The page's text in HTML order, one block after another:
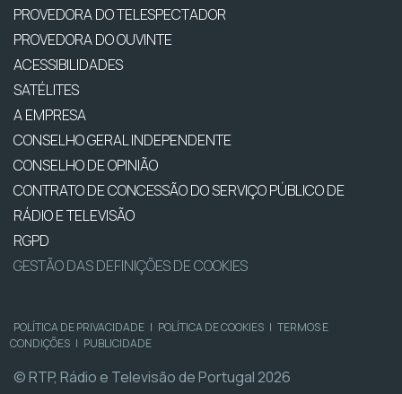
PROVEDORA DO TELESPECTADOR
PROVEDORA DO OUVINTE
ACESSIBILIDADES
SATÉLITES
A EMPRESA
CONSELHO GERAL INDEPENDENTE
CONSELHO DE OPINIÃO
CONTRATO DE CONCESSÃO DO SERVIÇO PÚBLICO DE
RÁDIO E TELEVISÃO
RGPD
GESTÃO DAS DEFINIÇÕES DE COOKIES
POLÍTICA DE PRIVACIDADE | POLÍTICA DE COOKIES | TERMOS E
CONDIÇÕES | PUBLICIDADE
© RTP, Rádio e Televisão de Portugal 2026